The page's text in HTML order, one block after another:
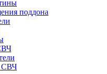
поддона
СВЧ